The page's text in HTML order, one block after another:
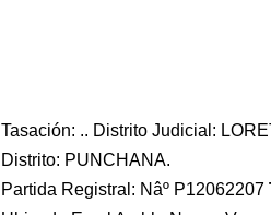
Tasación: .. Distrito Judicial:
Distrito: PUNCHANA.
Partida Registral: Nâº P12062207